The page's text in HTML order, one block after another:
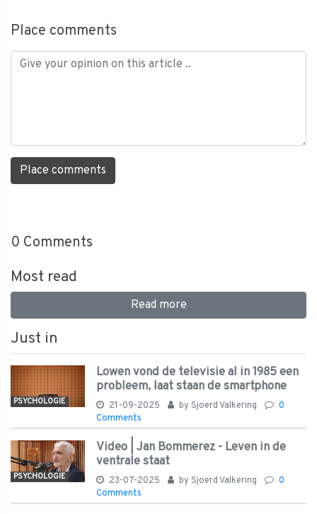
Place comments
Place comments
0 Comments
Most read
Read more
Just in
PSYCHOLOGIE
Lowen vond de televisie al in 1985 een
probleem, laat staan de smartphone
21-09-2025 by Sjoerd Valkering
0
Comments
PSYCHOLOGIE
Video | Jan Bommerez - Leven in de
ventrale staat
23-07-2025 by Sjoerd Valkering
0
Comments